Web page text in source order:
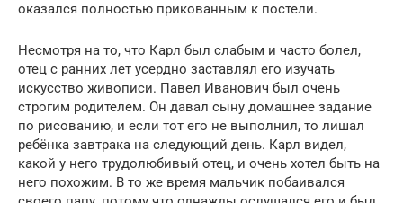
оказался полностью прикованным к постели.
Несмотря на то, что Карл был слабым и часто болел,
отец с ранних лет усердно заставлял его изучать
искусство живописи. Павел Иванович был очень
строгим родителем. Он давал сыну домашнее задание
по рисованию, и если тот его не выполнил, то лишал
ребёнка завтрака на следующий день. Карл видел,
какой у него трудолюбивый отец, и очень хотел быть на
него похожим. В то же время мальчик побаивался